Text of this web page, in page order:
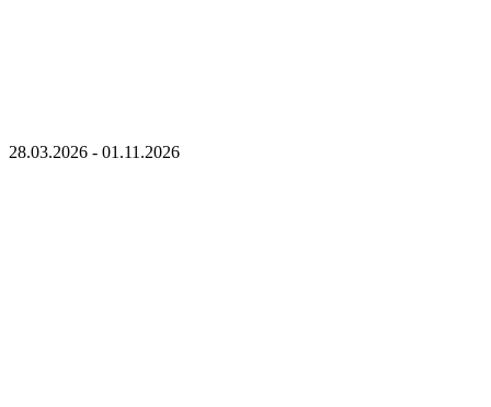
28.03.2026 - 01.11.2026